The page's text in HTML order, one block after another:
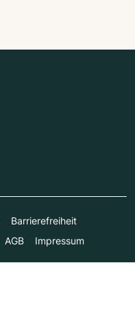
Barrierefreiheit
AGB Impressum